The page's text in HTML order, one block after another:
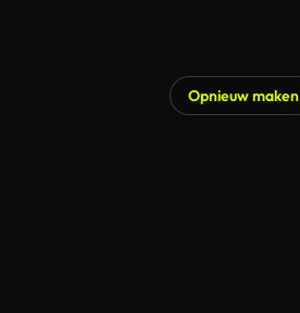
Opnieuw maken